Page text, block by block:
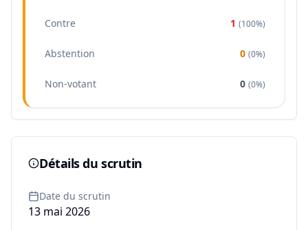
Contre 1 (100%)
Abstention 0 (0%)
Non-votant 0 (0%)
Détails du scrutin
Date du scrutin
13 mai 2026